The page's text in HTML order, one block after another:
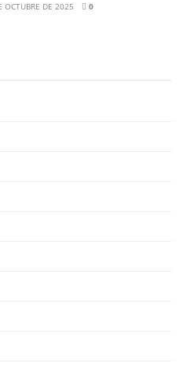
OCTUBRE DE 2025 0